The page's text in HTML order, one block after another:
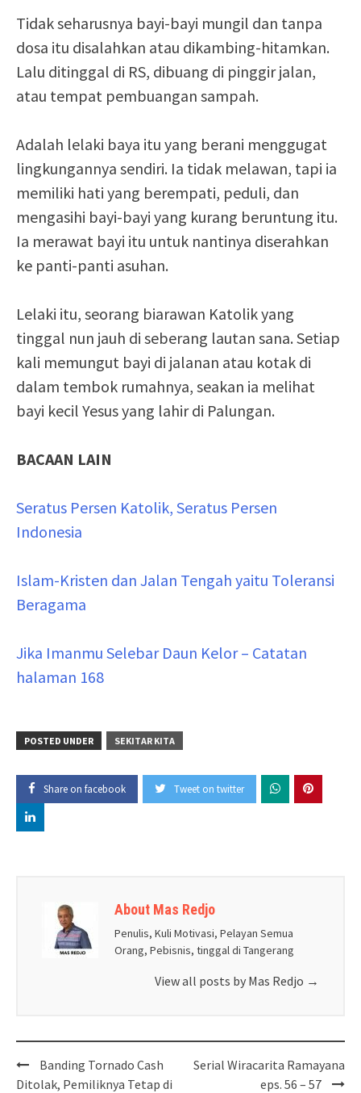
Tidak seharusnya bayi-bayi mungil dan tanpa
dosa itu disalahkan atau dikambing-hitamkan.
Lalu ditinggal di RS, dibuang di pinggir jalan,
atau tempat pembuangan sampah.
Adalah lelaki baya itu yang berani menggugat
lingkungannya sendiri. Ia tidak melawan, tapi ia
memiliki hati yang berempati, peduli, dan
mengasihi bayi-bayi yang kurang beruntung itu.
Ia merawat bayi itu untuk nantinya diserahkan
ke panti-panti asuhan.
Lelaki itu, seorang biarawan Katolik yang
tinggal nun jauh di seberang lautan sana. Setiap
kali memungut bayi di jalanan atau kotak di
dalam tembok rumahnya, seakan ia melihat
bayi kecil Yesus yang lahir di Palungan.
BACAAN LAIN
Seratus Persen Katolik, Seratus Persen
Indonesia
Islam-Kristen dan Jalan Tengah yaitu Toleransi
Beragama
Jika Imanmu Selebar Daun Kelor – Catatan
halaman 168
POSTED UNDER SEKITAR KITA
Share on facebook Tweet on twitter
About Mas Redjo
Penulis, Kuli Motivasi, Pelayan Semua
Orang, Pebisnis, tinggal di Tangerang
View all posts by Mas Redjo →
Post
navigation
Banding Tornado Cash
Ditolak, Pemiliknya Tetap di
Serial Wiracarita Ramayana
eps. 56 – 57